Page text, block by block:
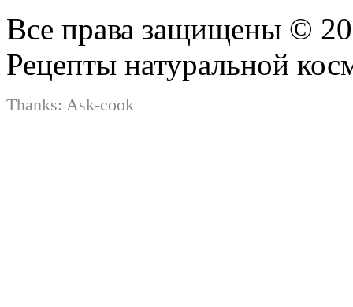
Все права защищены ©
Рецепты натуральной
Thanks: Ask-cook